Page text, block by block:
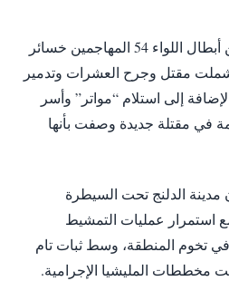
وكبدت القوات المدافعة من أبطال اللواء 54 المهاجمين خسائر
شملت مقتل وجرح العشرات وتدمير
إلى استلام “مواتر” وأسر
في مقتلة جديدة وصفت بأنها
مدينة الدلنج تحت السيطرة
استمرار عمليات التمشيط
في تخوم المنطقة، وسط ثبات تام
مخططات المليشيا الإجرامية.